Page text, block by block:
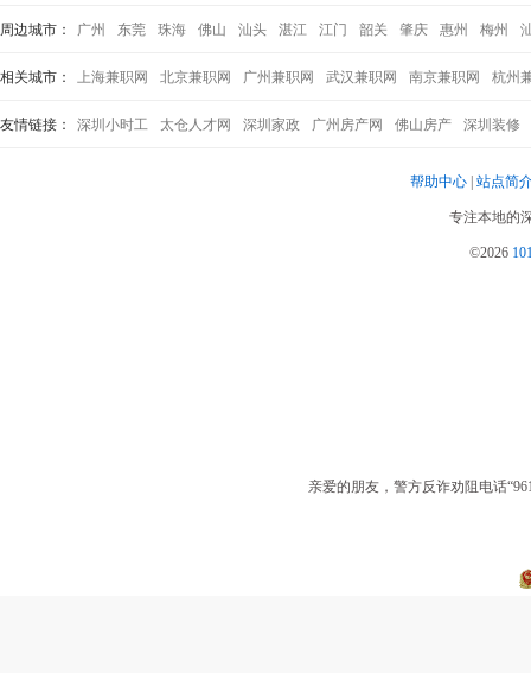
周边城市： 广州 东莞 珠海 佛山 汕头 湛江 江门 韶关 肇庆 惠州 梅州
相关城市： 上海兼职网 北京兼职网 广州兼职网 武汉兼职网 南京兼职网 杭州
友情链接： 深圳小时工 太仓人才网 深圳家政 广州房产网 佛山房产 深圳装修
帮助中心 |站点简
专注本地的
©2026
亲爱的朋友，警方反诈劝阻电话